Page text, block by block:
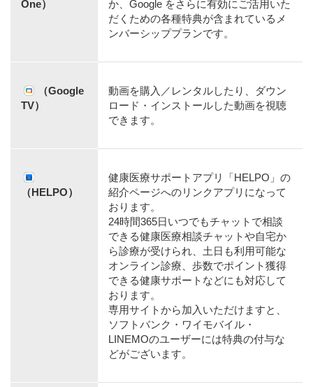
One）
か、Google をさらに有効にご活用いた
だくための各種特典が含まれているメ
ンバーシッププランです。
（Google
TV）
動画を購入／レンタルしたり、ダウン
ロード・インストールした動画を視聴
できます。
（HELPO）
健康医療サポートアプリ「HELPO」の
紹介ページへのリンクアプリになって
おります。
24時間365日いつでもチャットで相談
できる健康医療相談チャットや自宅か
ら診療が受けられ、土日も利用可能な
オンライン診療、歩数でポイント獲得
できる健康サポートなどにも対応して
おります。
専用サイトから加入いただけますと、
ソフトバンク・ワイモバイル・
LINEMOのユーザーには特典の付与な
どがございます。